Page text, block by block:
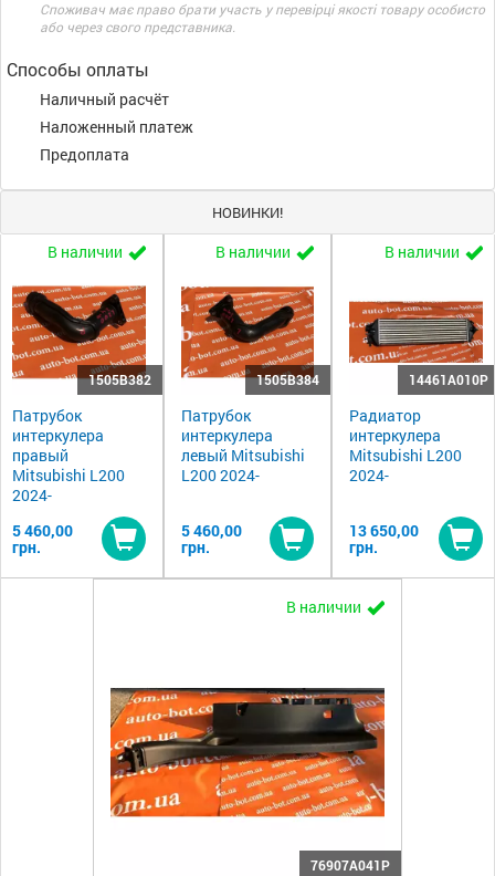
Споживач має право брати участь у перевірці якості товару особисто
або через свого представника.
Способы оплаты
Наличный расчёт
Наложенный платеж
Предоплата
НОВИНКИ!
В наличии
1505B382
Патрубок
интеркулера
правый
Mitsubishi L200
2024-
5 460,00
грн.
Купить
В наличии
1505B384
Патрубок
интеркулера
левый Mitsubishi
L200 2024-
5 460,00
грн.
Купить
В наличии
14461A010P
Радиатор
интеркулера
Mitsubishi L200
2024-
13 650,00
грн.
В наличии
76907A041P